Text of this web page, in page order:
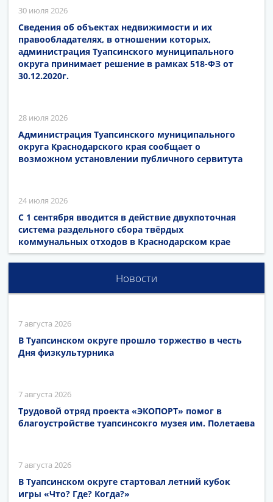
30 июля 2026
Сведения об объектах недвижимости и их
правообладателях, в отношении которых,
администрация Туапсинского муниципального
округа принимает решение в рамках 518-ФЗ от
30.12.2020г.
28 июля 2026
Администрация Туапсинского муниципального
округа Краснодарского края сообщает о
возможном установлении публичного сервитута
24 июля 2026
С 1 сентября вводится в действие двухпоточная
система раздельного сбора твёрдых
коммунальных отходов в Краснодарском крае
Новости
7 августа 2026
В Туапсинском округе прошло торжество в честь
Дня физкультурника
7 августа 2026
Трудовой отряд проекта «ЭКОПОРТ» помог в
благоустройстве туапсинсокго музея им. Полетаева
7 августа 2026
В Туапсинском округе стартовал летний кубок
игры «Что? Где? Когда?»